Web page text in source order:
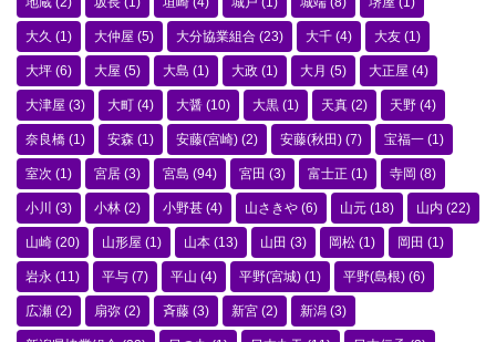
大久 (1) 大仲屋 (5) 大分協業組合 (23) 大千 (4) 大友 (1)
大坪 (6) 大屋 (5) 大島 (1) 大政 (1) 大月 (5) 大正屋 (4)
大津屋 (3) 大町 (4) 大醤 (10) 大黒 (1) 天真 (2) 天野 (4)
奈良橋 (1) 安森 (1) 安藤(宮崎) (2) 安藤(秋田) (7) 宝福一 (1)
室次 (1) 宮居 (3) 宮島 (94) 宮田 (3) 富士正 (1) 寺岡 (8)
小川 (3) 小林 (2) 小野甚 (4) 山さきや (6) 山元 (18) 山内 (22)
山崎 (20) 山形屋 (1) 山本 (13) 山田 (3) 岡松 (1) 岡田 (1)
岩永 (11) 平与 (7) 平山 (4) 平野(宮城) (1) 平野(島根) (6)
広瀬 (2) 扇弥 (2) 斉藤 (3) 新宮 (2) 新潟 (3)